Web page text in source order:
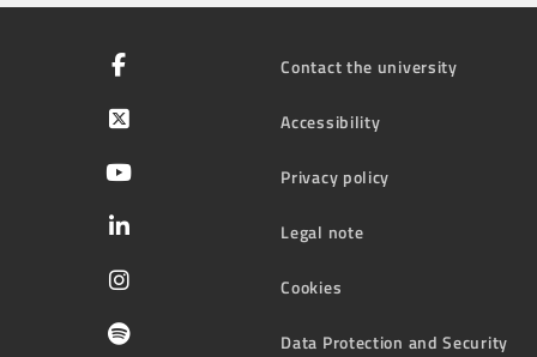
Contact the university
Accessibility
Privacy policy
Legal note
Cookies
Data Protection and Security